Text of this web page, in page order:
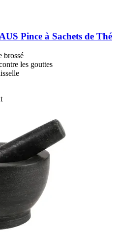
Pince à Sachets de Thé
brossé
les gouttes